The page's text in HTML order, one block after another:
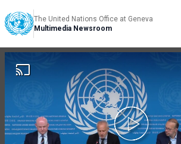
The United Nations Office at Geneva
Multimedia Newsroom